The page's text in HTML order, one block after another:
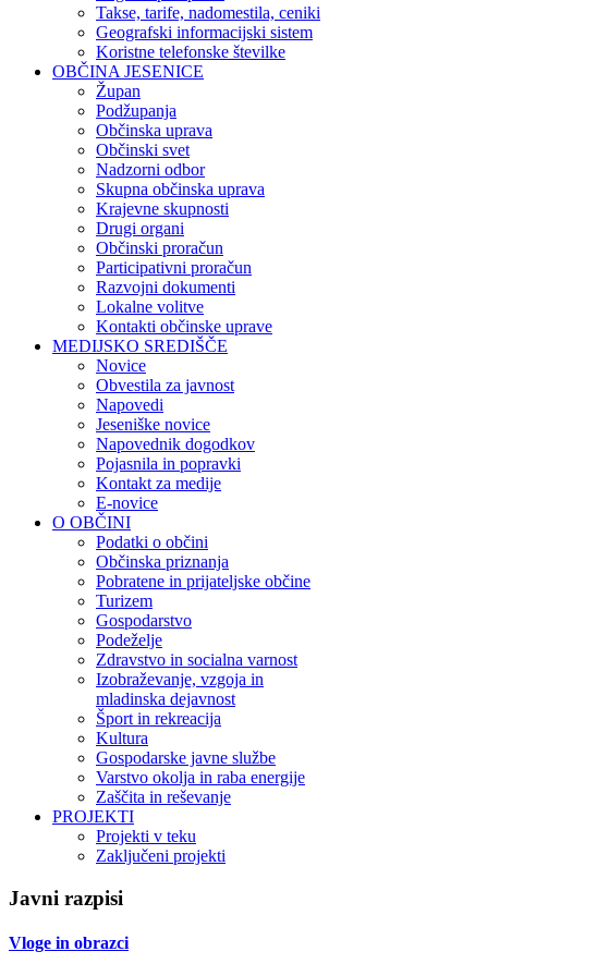
Takse, tarife, nadomestila, ceniki
Geografski informacijski sistem
Koristne telefonske številke
OBČINA JESENICE
Župan
Podžupanja
Občinska uprava
Občinski svet
Nadzorni odbor
Skupna občinska uprava
Krajevne skupnosti
Drugi organi
Občinski proračun
Participativni proračun
Razvojni dokumenti
Lokalne volitve
Kontakti občinske uprave
MEDIJSKO SREDIŠČE
Novice
Obvestila za javnost
Napovedi
Jeseniške novice
Napovednik dogodkov
Pojasnila in popravki
Kontakt za medije
E-novice
O OBČINI
Podatki o občini
Občinska priznanja
Pobratene in prijateljske občine
Turizem
Gospodarstvo
Podeželje
Zdravstvo in socialna varnost
Izobraževanje, vzgoja in
mladinska dejavnost
Šport in rekreacija
Kultura
Gospodarske javne službe
Varstvo okolja in raba energije
Zaščita in reševanje
PROJEKTI
Projekti v teku
Zaključeni projekti
Javni razpisi
Vloge in obrazci